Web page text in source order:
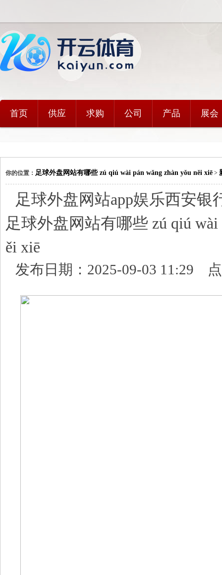
首页 供应 求购 公司 产品 展会
你的位置： 足球外盘网站有哪些 zú qiú wài pán wǎng zhàn yǒu něi xiē >
足球外盘网站app娱乐西安银
足球外盘网站有哪些 zú qiú wài
ěi xiē
发布日期：2025-09-03 11:29